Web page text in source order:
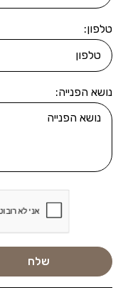
טלפון:
נושא הפנייה: